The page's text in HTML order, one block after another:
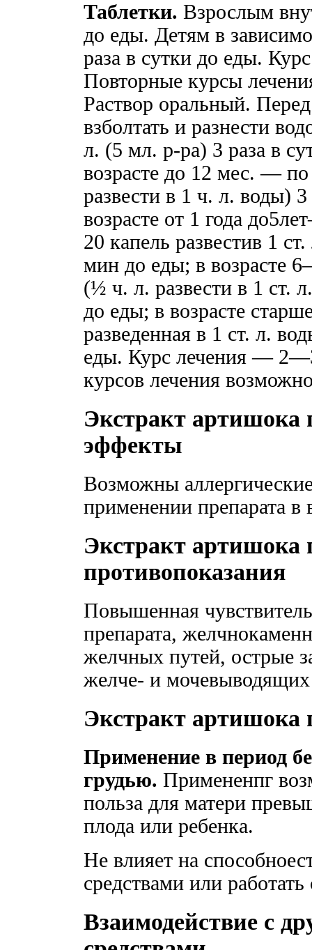
Таблетки. Взрослым
до еды. Детям в
раза в сутки до еды.
Повторные курсы
Раствор оральный.
взболтать и разнести
л. (5 мл. р-ра) 3 раза в
возрасте до 12 мес. —
развести в 1 ч. л. воды)
возрасте от 1 года
20 капель развестив 1
мин до еды; в возрасте
(½ ч. л. развести в 1 ст.
до еды; в возрасте
разведенная в 1 ст. л.
еды. Курс лечения —
курсов лечения
Экстракт артишока
эффекты
Возможны
применении препарата
Экстракт артишока
противопоказания
Повышенная
препарата,
желчных путей, острые
желче- и
Экстракт артишока
Применение в период
грудью. Примененпг
польза для матери
плода или ребенка.
Не влияет на
средствами или
Взаимодействие с